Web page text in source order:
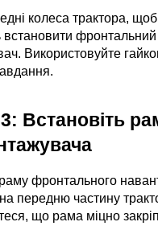
колеса трактора,
встановити фронтальний
Використовуйте
Встановіть
раму фронтального
на передню частину
що рама міцно